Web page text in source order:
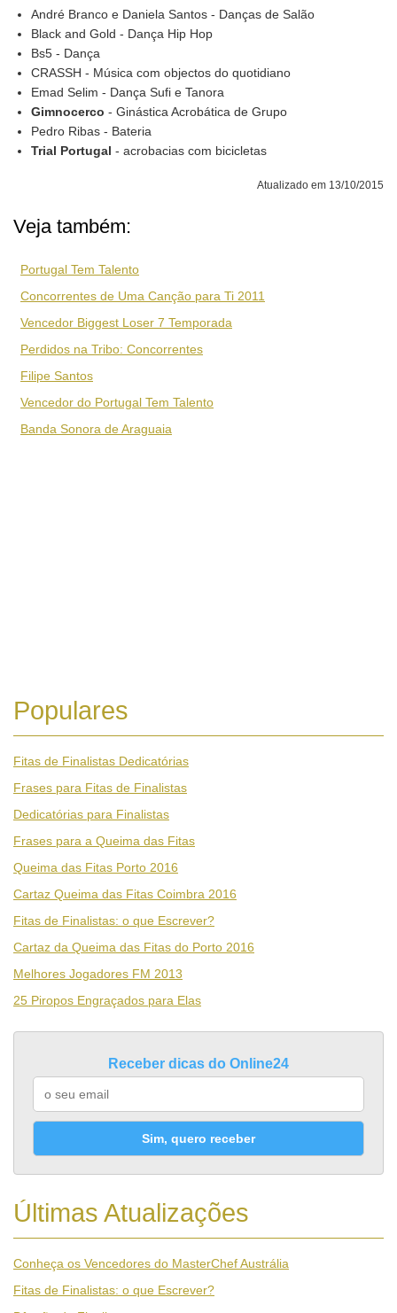
André Branco e Daniela Santos - Danças de Salão
Black and Gold - Dança Hip Hop
Bs5 - Dança
CRASSH - Música com objectos do quotidiano
Emad Selim - Dança Sufi e Tanora
Gimnocerco - Ginástica Acrobática de Grupo
Pedro Ribas - Bateria
Trial Portugal - acrobacias com bicicletas
Atualizado em 13/10/2015
Veja também:
Portugal Tem Talento
Concorrentes de Uma Canção para Ti 2011
Vencedor Biggest Loser 7 Temporada
Perdidos na Tribo: Concorrentes
Filipe Santos
Vencedor do Portugal Tem Talento
Banda Sonora de Araguaia
Populares
Fitas de Finalistas Dedicatórias
Frases para Fitas de Finalistas
Dedicatórias para Finalistas
Frases para a Queima das Fitas
Queima das Fitas Porto 2016
Cartaz Queima das Fitas Coimbra 2016
Fitas de Finalistas: o que Escrever?
Cartaz da Queima das Fitas do Porto 2016
Melhores Jogadores FM 2013
25 Piropos Engraçados para Elas
Receber dicas do Online24
Sim, quero receber
Últimas Atualizações
Conheça os Vencedores do MasterChef Austrália
Fitas de Finalistas: o que Escrever?